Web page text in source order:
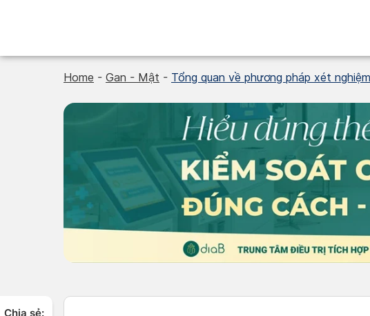
Home - Gan - Mật - Tổng quan về phương pháp xét
Chia sẻ: